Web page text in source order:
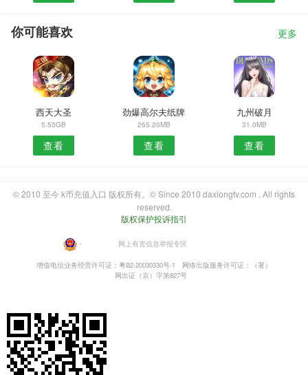
你可能喜欢 更多
西天大圣
5.53GB
查看
劲爆高尔夫纸牌
265.20MB
查看
九州破月
31.0MB
查看
© 2010 至今 k币充值入口 版权所有。© Since 2010 daxiongtv.com . All rights
reserved.
版权保护投诉指引
・ 网上有害信息举报专区
增值电信业务经营许可证：粤B2-20030330号-1
网络出版服务许可证：（署）
网出证（京）字第827号